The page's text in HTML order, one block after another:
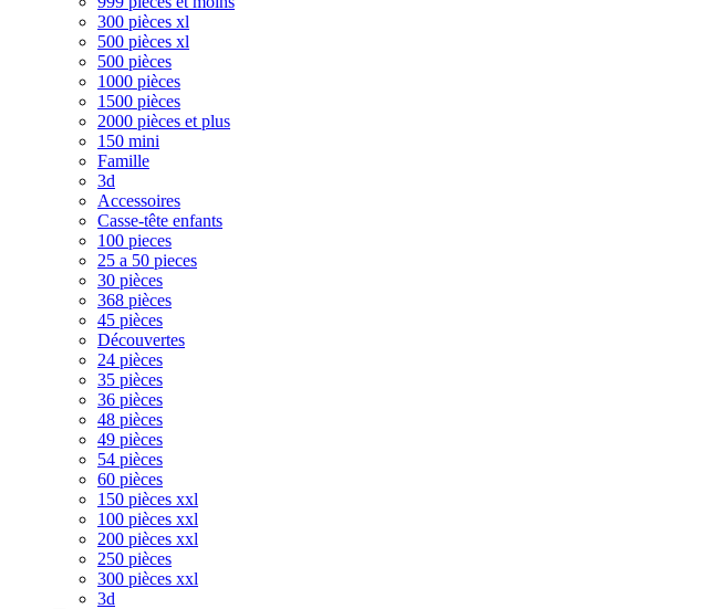
300 pièces xl
500 pièces xl
500 pièces
1000 pièces
1500 pièces
2000 pièces et plus
150 mini
Famille
3d
Accessoires
Casse-tête enfants
100 pieces
25 a 50 pieces
30 pièces
368 pièces
45 pièces
Découvertes
24 pièces
35 pièces
36 pièces
48 pièces
49 pièces
54 pièces
60 pièces
150 pièces xxl
100 pièces xxl
200 pièces xxl
250 pièces
300 pièces xxl
3d